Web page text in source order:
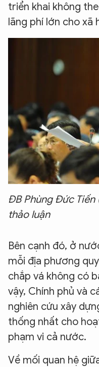
triển khai không
lãng phí lớn cho xã
ĐB Phùng Đức
thảo luận
Bên cạnh đó, ở
mỗi địa phương
chắp vá không có
vậy, Chính phủ và
nghiên cứu xây
thống nhất cho
phạm vi cả nước.
Về mối quan hệ